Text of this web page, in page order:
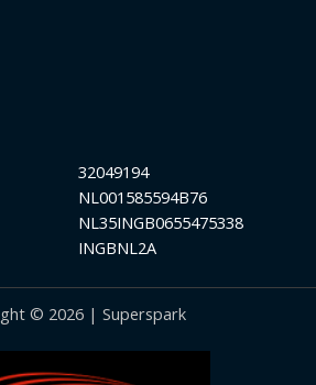
32049194
NL001585594B76
NL35INGB0655475338
INGBNL2A
© 2026 | Superspark